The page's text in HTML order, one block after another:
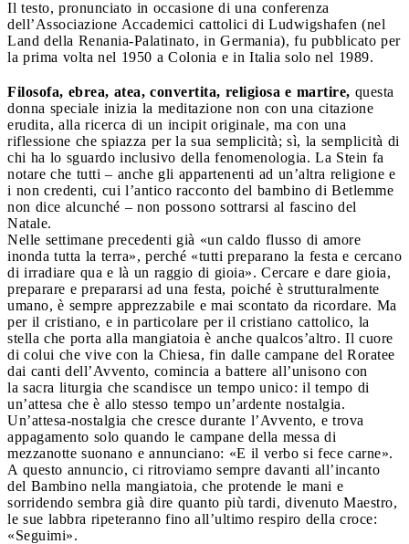
Il testo, pronunciato in occasione di una conferenza
dell’Associazione Accademici cattolici di Ludwigshafen (nel
Land della Renania-Palatinato, in Germania), fu pubblicato per
la prima volta nel 1950 a Colonia e in Italia solo nel 1989.
Filosofa, ebrea, atea, convertita, religiosa e martire, questa
donna speciale inizia la meditazione non con una citazione
erudita, alla ricerca di un incipit originale, ma con una
riflessione che spiazza per la sua semplicità; sì, la semplicità di
chi ha lo sguardo inclusivo della fenomenologia. La Stein fa
notare che tutti – anche gli appartenenti ad un’altra religione e
i non credenti, cui l’antico racconto del bambino di Betlemme
non dice alcunché – non possono sottrarsi al fascino del
Natale.
Nelle settimane precedenti già «un caldo flusso di amore
inonda tutta la terra», perché «tutti preparano la festa e cercano
di irradiare qua e là un raggio di gioia». Cercare e dare gioia,
preparare e prepararsi ad una festa, poiché è strutturalmente
umano, è sempre apprezzabile e mai scontato da ricordare. Ma
per il cristiano, e in particolare per il cristiano cattolico, la
stella che porta alla mangiatoia è anche qualcos’altro. Il cuore
di colui che vive con la Chiesa, fin dalle campane del Roratee
dai canti dell’Avvento, comincia a battere all’unisono con
la sacra liturgia che scandisce un tempo unico: il tempo di
un’attesa che è allo stesso tempo un’ardente nostalgia.
Un’attesa-nostalgia che cresce durante l’Avvento, e trova
appagamento solo quando le campane della messa di
mezzanotte suonano e annunciano: «E il verbo si fece carne».
A questo annuncio, ci ritroviamo sempre davanti all’incanto
del Bambino nella mangiatoia, che protende le mani e
sorridendo sembra già dire quanto più tardi, divenuto Maestro,
le sue labbra ripeteranno fino all’ultimo respiro della croce:
«Seguimi».